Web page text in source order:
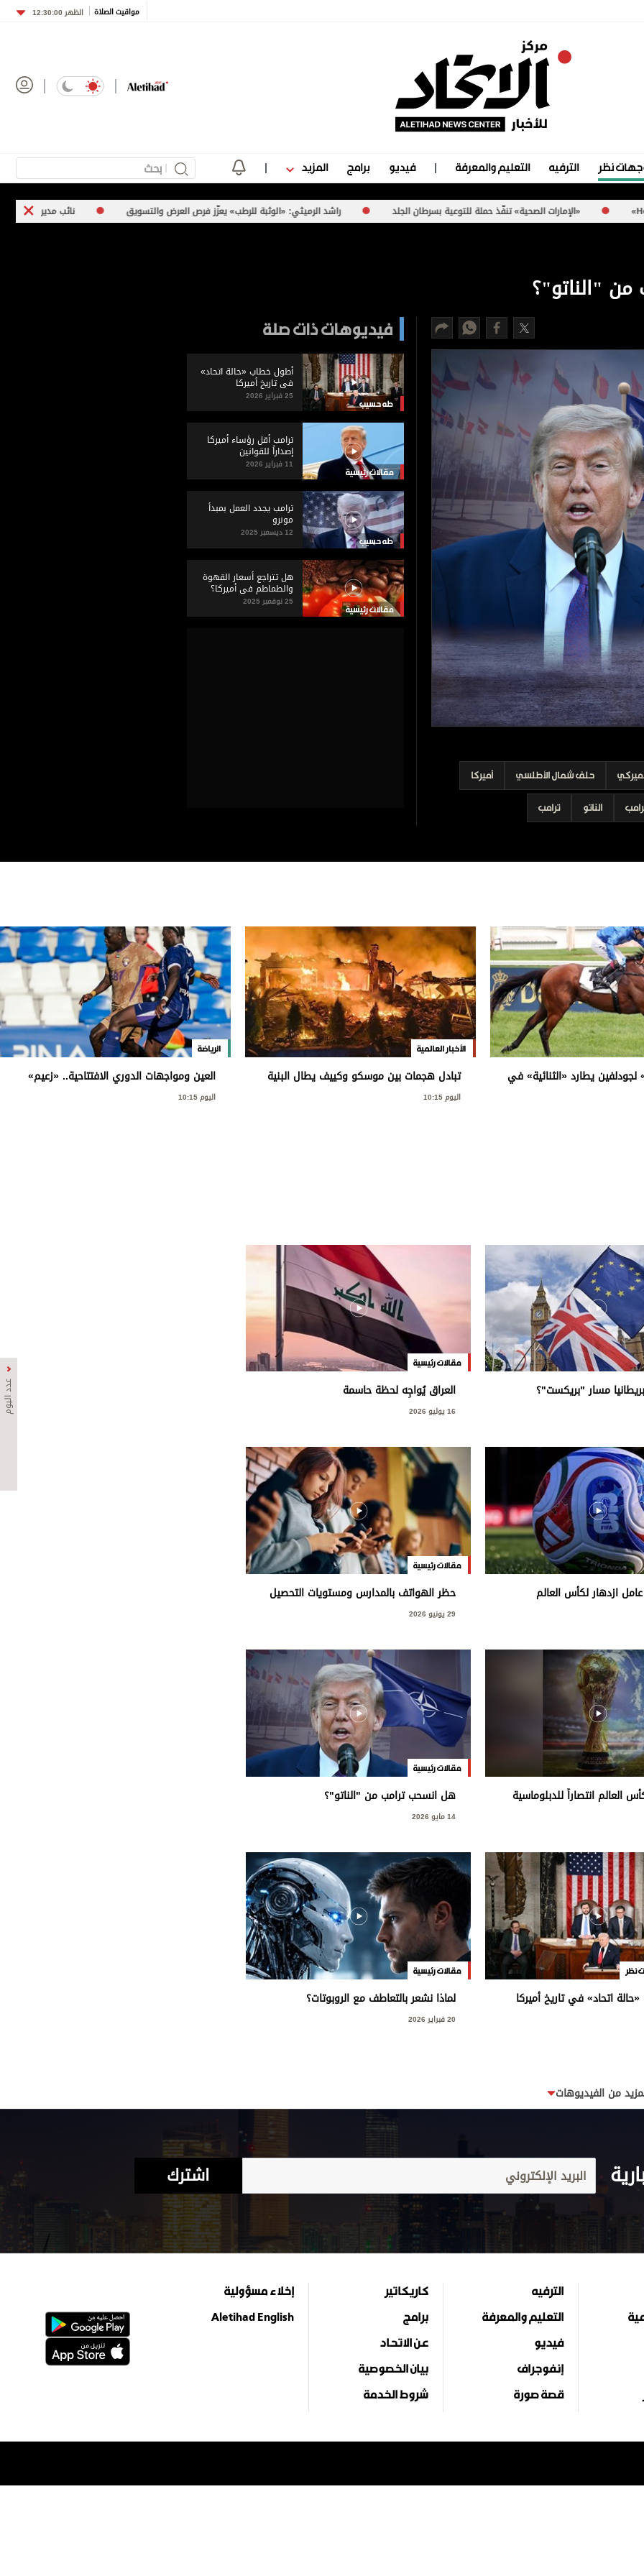
مواقيت الصلاة الظهر 12:30:00
نظر الترفيه التعليم والمعرفة فيديو برامج المزيد
الصحية» تنفّذ حملة للتوعية بسرطان الجلد راشد الرميثي: «الوثبة للرطب» يعزّز فرص العرض والتسويق نائب مدير إدارة الأمن الرقمي بوزارة
عدد اليوم
"الناتو"؟
حلف شمال الأطلسي أميركا
الناتو ترامب
فيديوهات ذات صلة
طه حسيب
أطول خطاب «حالة اتحاد»
في تاريخ أميركا
25 فبراير 2026
مقالات رئيسية
ترامب أقل رؤساء أميركا
إصداراً للقوانين
11 فبراير 2026
طه حسيب
ترامب يجدد العمل بمبدأ
مونرو
12 ديسمبر 2025
مقالات رئيسية
هل تتراجع أسعار القهوة
والطماطم في أميركا؟
25 نوفمبر 2025
لجودلفين يطارد «الثنائية» في
الأخبار العالمية
تبادل هجمات بين موسكو وكييف يطال البنية
التحتية ويسفر عن ضحايا
اليوم 10:15
الرياضة
العين ومواجهات الدوري الافتتاحية.. «زعيم»
يجيد «البداية الإبداعية»
اليوم 10:15
مسار "بريكست"؟
مقالات رئيسية
العراق يُواجِه لحظة حاسمة
16 يوليو 2026
ازدهار لكأس العالم
مقالات رئيسية
حظر الهواتف بالمدارس ومستويات التحصيل
29 يونيو 2026
العالم انتصاراً للدبلوماسية
مقالات رئيسية
هل انسحب ترامب من "الناتو"؟
14 مايو 2026
نظر
اتحاد» في تاريخ أميركا
مقالات رئيسية
لماذا نشعر بالتعاطف مع الروبوتات؟
20 فبراير 2026
من الفيديوهات
اشترك
الترفيه
التعليم والمعرفة
فيديو
إنفوجراف
قصة صورة
كاريكاتير
برامج
عن الاتحاد
بيان الخصوصية
شروط الخدمة
إخلاء مسؤولية
Aletihad English